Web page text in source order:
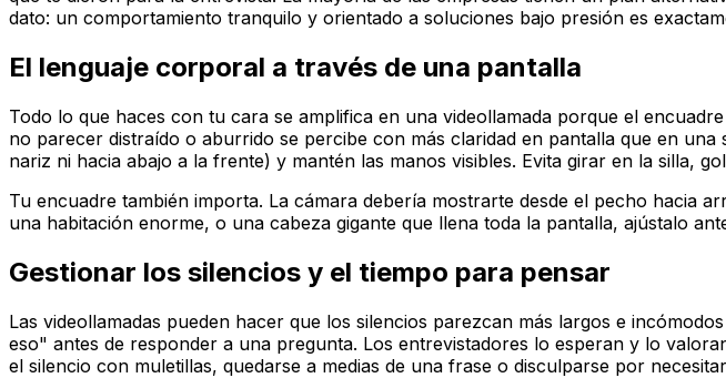
dato: un comportamiento tranquilo y orientado a soluciones bajo presión es
El lenguaje corporal a través de una pantalla
Todo lo que haces con tu cara se amplifica en una videollamada porque el
no parecer distraído o aburrido se percibe con más claridad en pantalla que en
nariz ni hacia abajo a la frente) y mantén las manos visibles. Evita girar en la silla,
Tu encuadre también importa. La cámara debería mostrarte desde el pecho hacia
una habitación enorme, o una cabeza gigante que llena toda la pantalla, ajústalo
Gestionar los silencios y el tiempo para pensar
Las videollamadas pueden hacer que los silencios parezcan más largos e
eso" antes de responder a una pregunta. Los entrevistadores lo esperan y lo
el silencio con muletillas, quedarse a medias de una frase o disculparse por